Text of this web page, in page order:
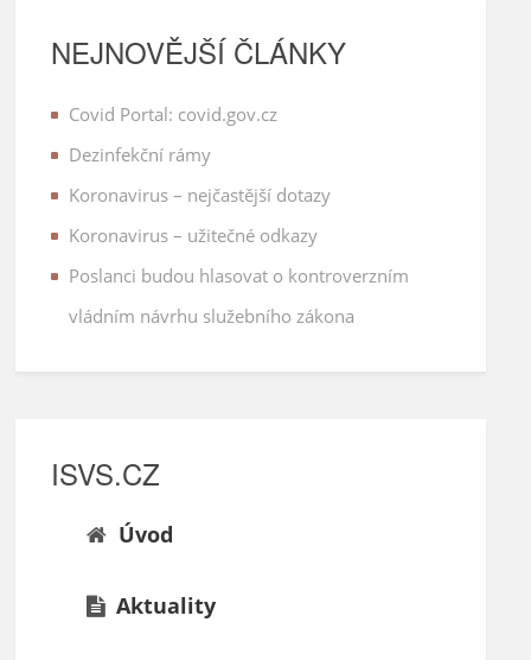
NEJNOVĚJŠÍ ČLÁNKY
Covid Portal: covid.gov.cz
Dezinfekční rámy
Koronavirus – nejčastější dotazy
Koronavirus – užitečné odkazy
Poslanci budou hlasovat o kontroverzním
vládním návrhu služebního zákona
ISVS.CZ
Úvod
Aktuality